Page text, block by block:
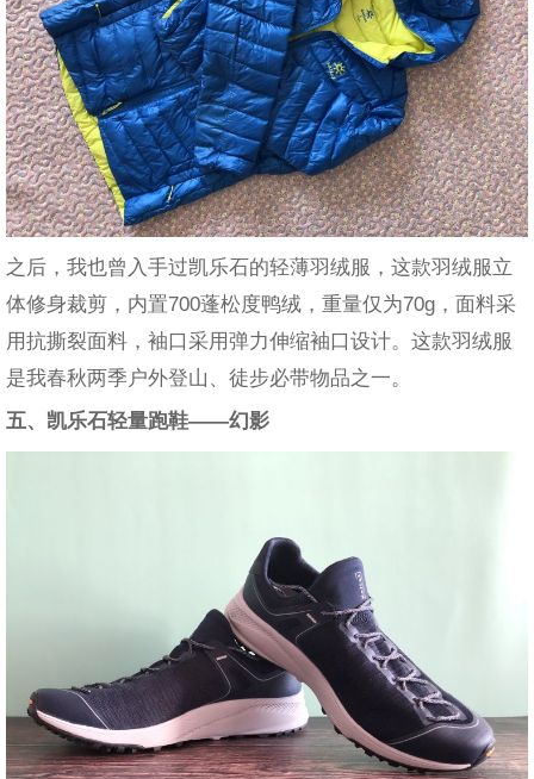
之后，我也曾入手过凯乐石的轻薄羽绒服，这款羽绒服立
体修身裁剪，内置700蓬松度鸭绒，重量仅为70g，面料采
用抗撕裂面料，袖口采用弹力伸缩袖口设计。这款羽绒服
是我春秋两季户外登山、徒步必带物品之一。
五、凯乐石轻量跑鞋——幻影